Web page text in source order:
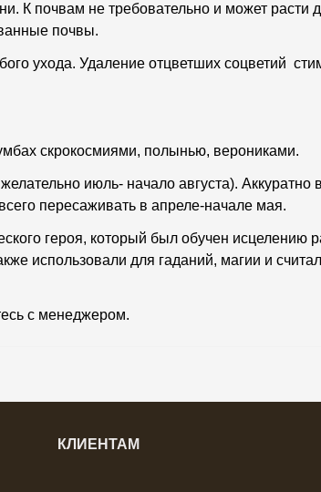
К почвам не требовательно и может
почвы.
ухода. Удаление отцветших соцветий
скрокосмиями, полынью, верониками.
июль- начало августа). Аккуратно
пересаживать в апреле-начале мая.
героя, который был обучен исцелению
использовали для гаданий, магии и
с менеджером.
КЛИЕНТАМ